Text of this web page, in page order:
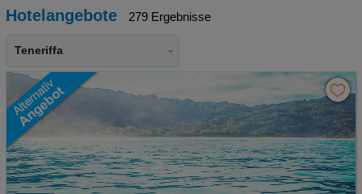
Hotelangebote 279 Ergebnisse
Teneriffa